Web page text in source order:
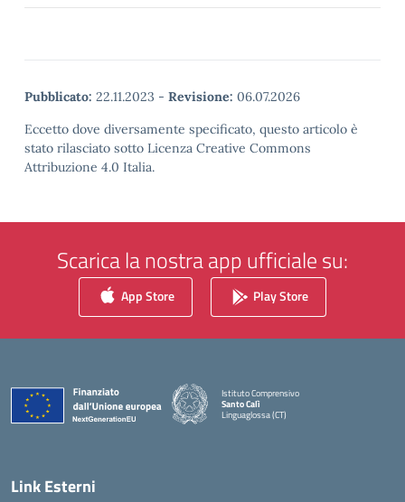
Pubblicato: 22.11.2023 - Revisione: 06.07.2026
Eccetto dove diversamente specificato, questo articolo è
stato rilasciato sotto Licenza Creative Commons
Attribuzione 4.0 Italia.
Scarica la nostra app ufficiale su:
App Store Play Store
Istituto Comprensivo
Santo Calì
Linguaglossa (CT)
— Visita la pagina iniziale della scuola
Link Esterni